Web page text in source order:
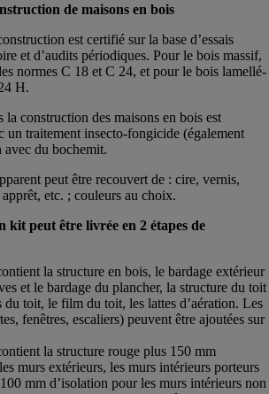
de maisons en bois
est certifié sur la base d’essais
et d’audits périodiques. Pour le bois massif,
normes C 18 et C 24, et pour le bois lamellé-
H.
construction des maisons en bois est
un traitement insecto-fongicide (également
du bochemit.
peut être recouvert de : cire, vernis,
etc. ; couleurs au choix.
kit peut être livrée en 2 étapes de
la structure en bois, le bardage extérieur
et le bardage du plancher, la structure du toit
du toit, le film du toit, les lattes d’aération. Les
fenêtres, escaliers) peuvent être ajoutées sur
la structure rouge plus 150 mm
murs extérieurs, les murs intérieurs porteurs
mm d’isolation pour les murs intérieurs non